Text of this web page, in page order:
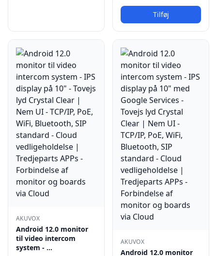
Tilføj
AKUVOX
Android 12.0 monitor
til video intercom
system - …
AKUVOX
Android 12.0 monitor